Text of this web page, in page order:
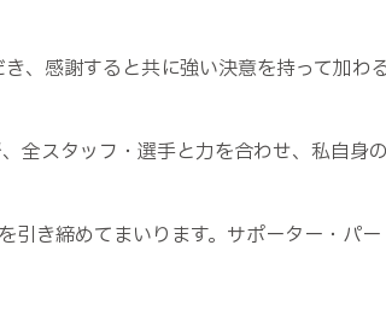
、感謝すると共に強い決意を持って加わ
全スタッフ・選手と力を合わせ、私自身
き締めてまいります。サポーター・パ